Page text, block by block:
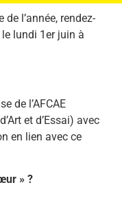
l’année, rendez-
lundi 1er juin à
de l’AFCAE
et d’Essai) avec
en lien avec ce
» ?